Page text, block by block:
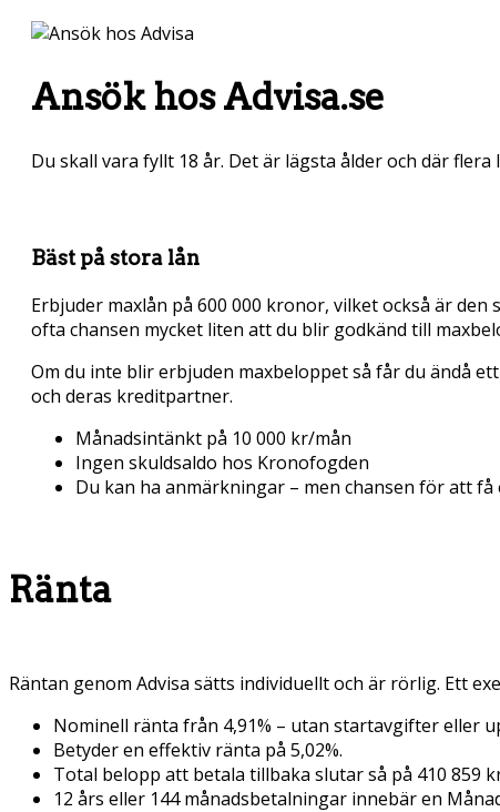
Ansök hos Advisa.se
Du skall vara fyllt 18 år. Det är lägsta ålder och där
Bäst på stora lån
Erbjuder maxlån på 600 000 kronor, vilket också är
ofta chansen mycket liten att du blir godkänd till
Om du inte blir erbjuden maxbeloppet så får du ändå
och deras kreditpartner.
Månadsintänkt på 10 000 kr/mån
Ingen skuldsaldo hos Kronofogden
Du kan ha anmärkningar – men chansen för att
Ränta
Räntan genom Advisa sätts individuellt och är rörlig. Ett
Nominell ränta från 4,91% – utan startavgifter eller
Betyder en effektiv ränta på 5,02%.
Total belopp att betala tillbaka slutar så på 410 859
12 års eller 144 månadsbetalningar innebär en